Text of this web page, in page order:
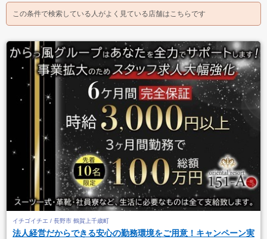
この条件で検索している人がよく見ている店舗はこちらです
イチゴイチエ / 長野市 鶴賀上千歳町
法人経営だからできる安心の勤務環境をご用意！キャンペーン実